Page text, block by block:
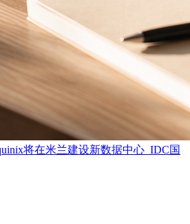
将在米兰建设新数据中心_IDC国